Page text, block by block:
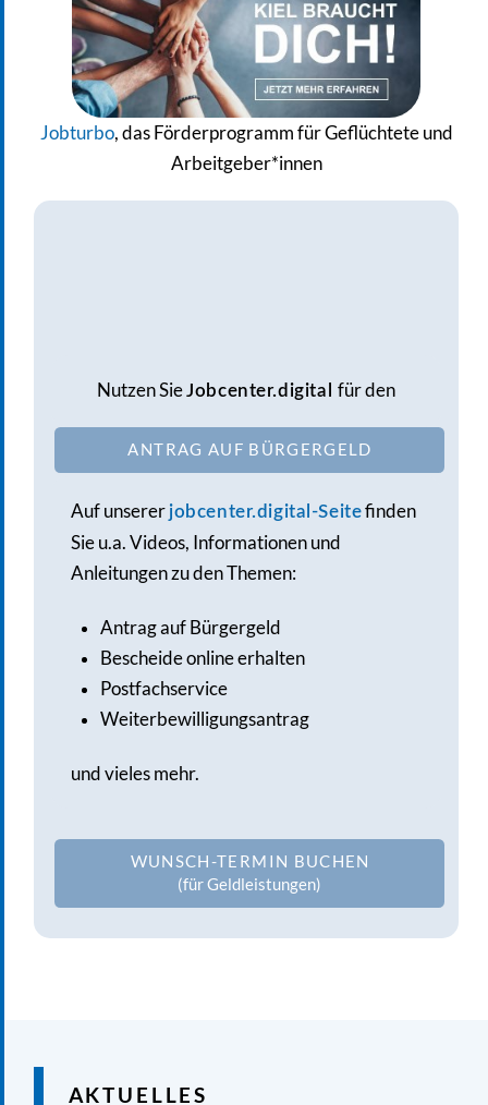
Jobturbo, das Förderprogramm für Geflüchtete und
Arbeitgeber*innen
Nutzen SieJobcenter.digital für den
ANTRAG AUF BÜRGERGELD
Auf unserer jobcenter.digital-Seitefinden
Sie u.a. Videos, Informationen und
Anleitungen zu den Themen:
Antrag auf Bürgergeld
Bescheide online erhalten
Postfachservice
Weiterbewilligungsantrag
und vieles mehr.
WUNSCH-TERMIN BUCHEN
(für Geldleistungen)
AKTUELLES